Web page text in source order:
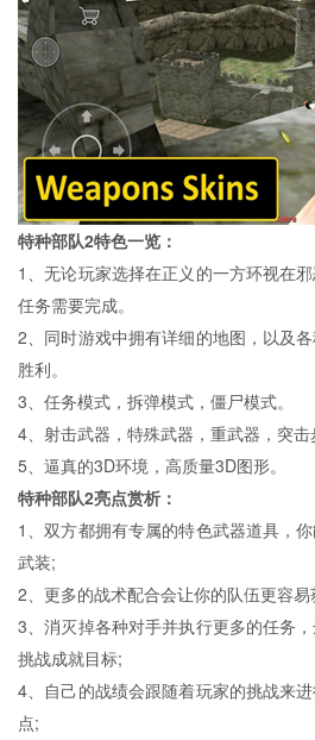
特种部队2特色一览：
1、无论玩家选择在正义的一方环视在
任务需要完成。
2、同时游戏中拥有详细的地图，以及
胜利。
3、任务模式，拆弹模式，僵尸模式。
4、射击武器，特殊武器，重武器，突击
5、逼真的3D环境，高质量3D图形。
特种部队2亮点赏析：
1、双方都拥有专属的特色武器道具，
武装;
2、更多的战术配合会让你的队伍更容
3、消灭掉各种对手并执行更多的任务
挑战成就目标;
4、自己的战绩会跟随着玩家的挑战来
点;